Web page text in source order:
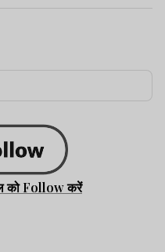
को Follow करें